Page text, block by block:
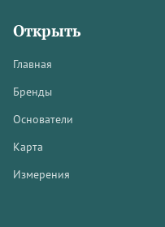
Открыть
Главная
Бренды
Основатели
Карта
Измерения